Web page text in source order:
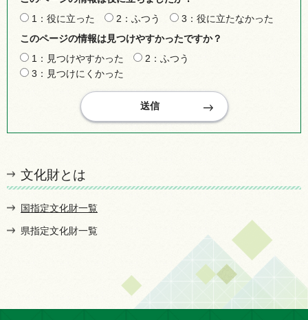
1：役に立った
2：ふつう
3：役に立たなかった
このページの情報は見つけやすかったですか？
1：見つけやすかった
2：ふつう
3：見つけにくかった
文化財とは
国指定文化財一覧
県指定文化財一覧